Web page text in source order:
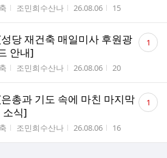
작성자
조민희수산나 작성시간
26.08.06 조회수
15
당 재건축 매일미사 후원광
안내]
작성자
조민희수산나 작성시간
26.08.06 조회수
20
댓
글 1
총과 기도 속에 마친 마지막
소식]
작성자
조민희수산나 작성시간
26.08.06 조회수
16
댓
글 1